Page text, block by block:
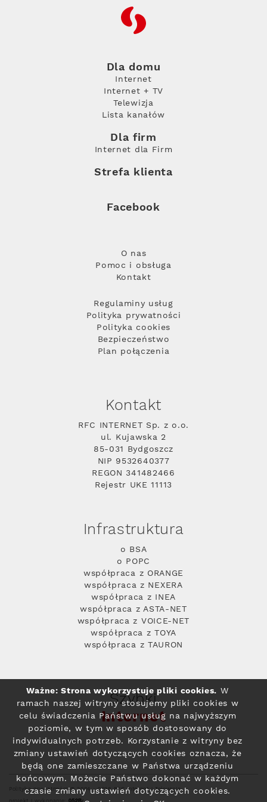
RFC
Dla domu
Internet
Internet + TV
Telewizja
Lista kanałów
Dla firm
Internet dla Firm
Strefa klienta
Facebook
O nas
Pomoc i obsługa
Kontakt
Regulaminy usług
Polityka prywatności
Polityka cookies
Bezpieczeństwo
Plan połączenia
Kontakt
RFC INTERNET Sp. z o.o.
ul. Kujawska 2
85-031 Bydgoszcz
NIP 9532640377
REGON 341482466
Rejestr UKE 11113
Infrastruktura
o BSA
o POPC
współpraca z ORANGE
współpraca z NEXERA
współpraca z INEA
współpraca z ASTA-NET
współpraca z VOICE-NET
współpraca z TOYA
współpraca z TAURON
Szybki
Internet
Polityka prywatności© 2004 - 2026 RFC Internet i Telewizja
Ważne: Strona wykorzystuje pliki cookies. W
ramach naszej witryny stosujemy pliki cookies w
celu świadczenia Państwu usług na najwyższym
poziomie, w tym w sposób dostosowany do
indywidualnych potrzeb. Korzystanie z witryny bez
zmiany ustawień dotyczących cookies oznacza, że
będą one zamieszczane w Państwa urządzeniu
końcowym. Możecie Państwo dokonać w każdym
czasie zmiany ustawień dotyczących cookies.